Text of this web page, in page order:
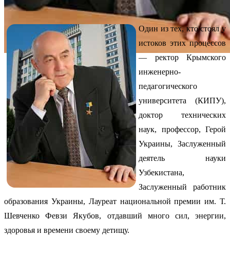
Один из тех, кто стоял у
истоков этих процессов
— ректор Крымского
инженерно-
педагогического
университета (КИПУ),
доктор технических
наук, профессор, Герой
Украины, Заслуженный
деятель науки
Узбекистана,
Заслуженный работник
образования Украины, Лауреат национальной премии им. Т.
Шевченко Февзи Якубов, отдавший много сил, энергии,
здоровья и времени своему детищу.